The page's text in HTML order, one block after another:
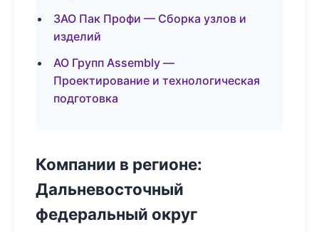
ЗАО Пак Профи — Сборка узлов и
изделий
АО Групп Assembly —
Проектирование и технологическая
подготовка
Компании в регионе:
Дальневосточный
федеральный округ